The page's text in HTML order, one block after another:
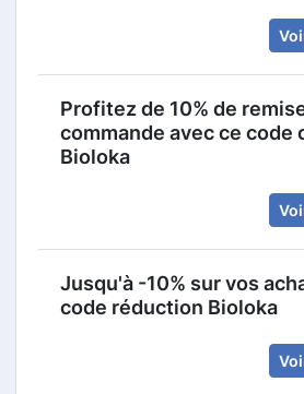
Profitez de 10% de
commande avec ce code
Bioloka
Jusqu'à -10% sur vos
code réduction Bioloka